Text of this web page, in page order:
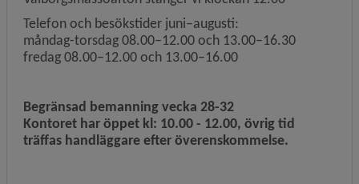
Telefon och besökstider juni–augusti:
måndag-torsdag 08.00–12.00 och 13.00–16.30
fredag 08.00–12.00 och 13.00–16.00
Begränsad bemanning vecka 28-32
Kontoret har öppet kl: 10.00 - 12.00, övrig tid
träffas handläggare efter överenskommelse.